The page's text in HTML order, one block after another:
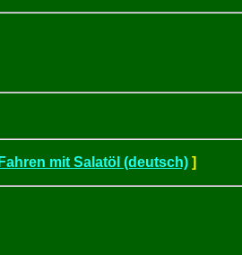
mit Salatöl (deutsch)]